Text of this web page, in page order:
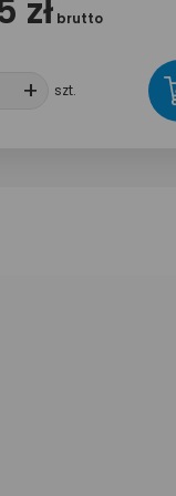
zł brutto
+ +
szt.